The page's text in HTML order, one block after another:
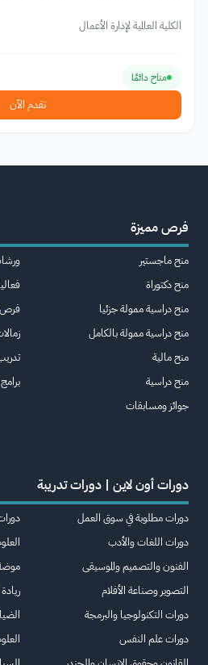
الكلية العالمية لإدارة الأعمال
متاح دائمًا
تقدم الآن
فرص مميزة
منح ماجستير
منح دكتوراة
منح دراسية ممولة جزئيا
منح دراسية ممولة بالكامل
منح مالية
منح دراسية
جوائز ومسابقات
دورات أون لاين | دورات تدريبة
دورات مطلوبة في سوق العمل
دورات اللغات والأدب
الفنون والتصميم والموسيقى
التصوير وصناعة الأفلام
دورات التكنولوجيا والبرمجة
دورات علم النفس